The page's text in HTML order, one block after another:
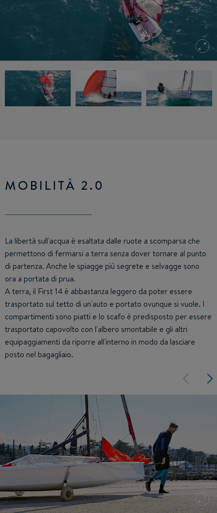
MOBILITÀ 2.0
La libertà sull'acqua è esaltata dalle ruote a scomparsa che
permettono di fermarsi a terra senza dover tornare al punto
di partenza. Anche le spiagge più segrete e selvagge sono
ora a portata di prua.
A terra, il First 14 è abbastanza leggero da poter essere
trasportato sul tetto di un'auto e portato ovunque si vuole. I
compartimenti sono piatti e lo scafo è predisposto per essere
trasportato capovolto con l'albero smontabile e gli altri
equipaggiamenti da riporre all'interno in modo da lasciare
posto nel bagagliaio.